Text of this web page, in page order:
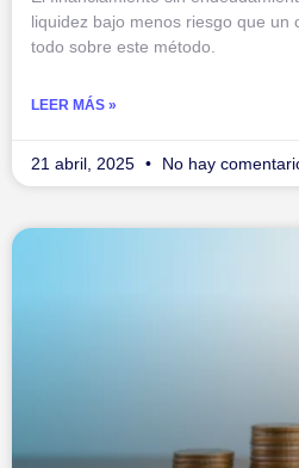
liquidez bajo menos riesgo que un
todo sobre este método.
LEER MÁS »
21 abril, 2025 No hay